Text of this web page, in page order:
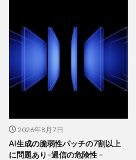
2026年8月7日
AI生成の脆弱性パッチの7割以上
に問題あり–過信の危険性 –